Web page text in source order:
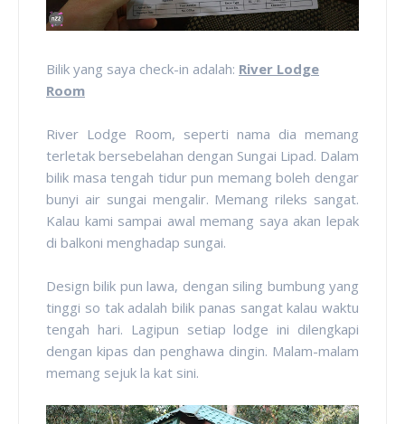
Bilik yang saya check-in adalah: River Lodge
Room
River Lodge Room, seperti nama dia memang
terletak bersebelahan dengan Sungai Lipad. Dalam
bilik masa tengah tidur pun memang boleh dengar
bunyi air sungai mengalir. Memang rileks sangat.
Kalau kami sampai awal memang saya akan lepak
di balkoni menghadap sungai.
Design bilik pun lawa, dengan siling bumbung yang
tinggi so tak adalah bilik panas sangat kalau waktu
tengah hari. Lagipun setiap lodge ini dilengkapi
dengan kipas dan penghawa dingin. Malam-malam
memang sejuk la kat sini.